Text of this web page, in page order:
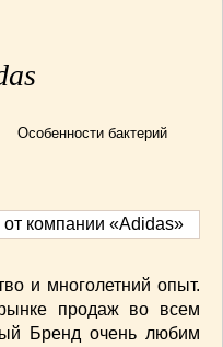
Особенности бактерий
и многолетний опыт.
продаж во всем
Бренд очень любим